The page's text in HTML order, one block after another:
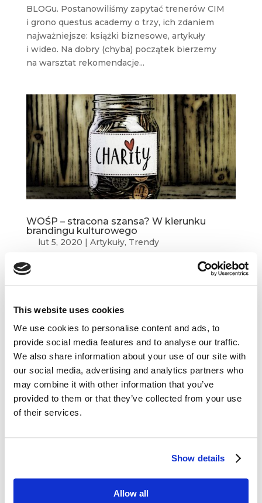
This website uses cookies
We use cookies to personalise content and ads, to
provide social media features and to analyse our traffic.
We also share information about your use of our site with
our social media, advertising and analytics partners who
may combine it with other information that you’ve
provided to them or that they’ve collected from your use
of their services.
Show details
Allow all
BLOGu. Postanowiliśmy zapytać trenerów CIM
i grono questus academy o trzy, ich zdaniem
najważniejsze: książki biznesowe, artykuły
i wideo. Na dobry (chyba) początek bierzemy
na warsztat rekomendacje...
WOŚP – stracona szansa? W kierunku
brandingu kulturowego
lut 5, 2020 Artykuły, Trendy
Wielkimi krokami zbliża się 28. finał Wielkiej
ewenementem na skalę nie tylko europejską.
Misja, wizja i strategia organizacji